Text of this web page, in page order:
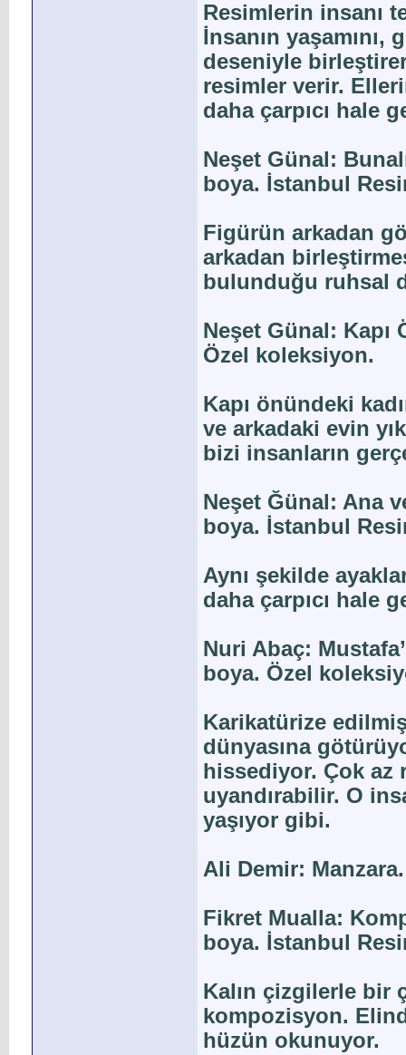
Resimlerin insanı
İnsanın
deseniyle
resimler verir.
daha çarpıcı hale
Neşet Günal:
boya. İstanbul
Figürün arkadan
arkadan
bulunduğu ruhsal
Neşet Günal: Kapı
Özel koleksiyon.
Kapı önündeki
ve arkadaki evin
bizi insanların
Neşet Ğünal: Ana
boya. İstanbul
Aynı şekilde
daha çarpıcı hale
Nuri Abaç:
boya. Özel
Karikatürize
dünyasına
hissediyor. Çok az
uyandırabilir. O
yaşıyor gibi.
Ali Demir:
Fikret Mualla:
boya. İstanbul
Kalın çizgilerle bir
kompozisyon.
hüzün okunuyor.